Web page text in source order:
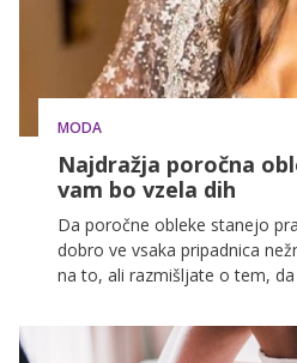
MODA
Najdražja poročna
vam bo vzela dih
Da poročne obleke stanejo
dobro ve vsaka pripadnica
na to, ali razmišljate o tem,
njo odšteti vsaj nekaj sto
precej manj, kot če bi si